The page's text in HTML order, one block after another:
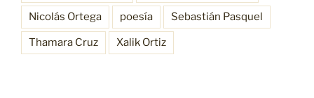
Nicolás Ortega poesía Sebastián Pasquel
Thamara Cruz Xalik Ortiz